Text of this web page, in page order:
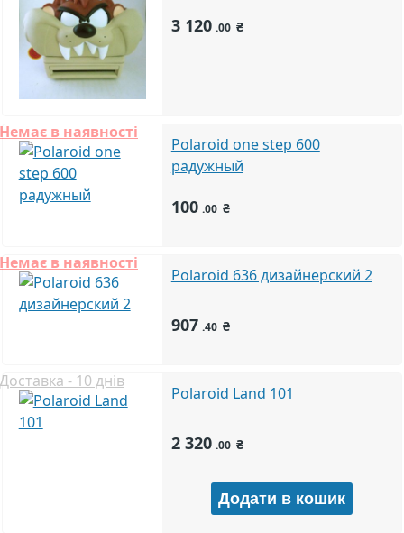
3 120 .00 ₴
Немає в наявності
Polaroid one step 600
радужный
100 .00 ₴
Немає в наявності
Polaroid 636 дизайнерский 2
907 .40 ₴
Доставка - 10 днів
Polaroid Land 101
2 320 .00 ₴